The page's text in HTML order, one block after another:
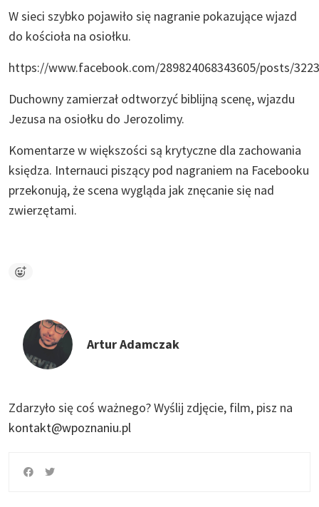
W sieci szybko pojawiło się nagranie pokazujące wjazd
do kościoła na osiołku.
https://www.facebook.com/289824068343605/posts/
Duchowny zamierzał odtworzyć biblijną scenę, wjazdu
Jezusa na osiołku do Jerozolimy.
Komentarze w większości są krytyczne dla zachowania
księdza. Internauci piszący pod nagraniem na Facebooku
przekonują, że scena wygląda jak znęcanie się nad
zwierzętami.
Artur Adamczak
Zdarzyło się coś ważnego?Wyślij zdjęcie, film, pisz na
kontakt@wpoznaniu.pl